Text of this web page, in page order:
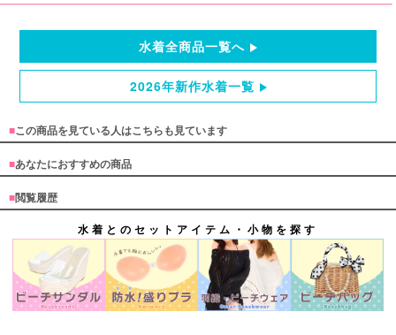
水着全商品一覧へ
2026年新作水着一覧
■この商品を見ている人はこちらも見ています
■あなたにおすすめの商品
■閲覧履歴
水着とのセットアイテム・小物を探す